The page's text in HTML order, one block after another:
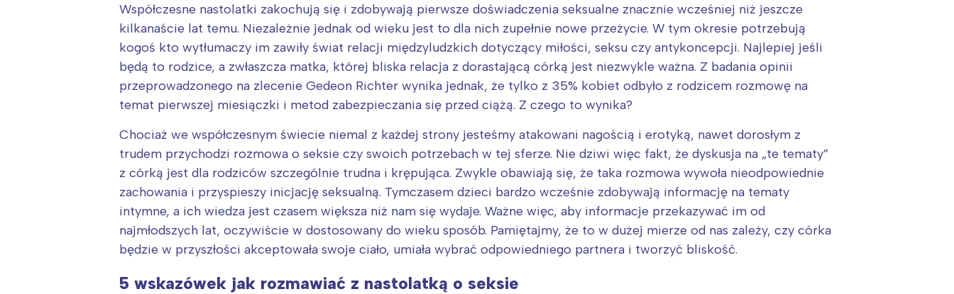
Współczesne nastolatki zakochują się i zdobywają pierwsze doświadczenia seksualne znacznie wcześniej niż jeszcze
kilkanaście lat temu. Niezależnie jednak od wieku jest to dla nich zupełnie nowe przeżycie. W tym okresie potrzebują
kogoś kto wytłumaczy im zawiły świat relacji międzyludzkich dotyczący miłości, seksu czy antykoncepcji. Najlepiej jeśli
będą to rodzice, a zwłaszcza matka, której bliska relacja z dorastającą córką jest niezwykle ważna. Z badania opinii
przeprowadzonego na zlecenie Gedeon Richter wynika jednak, że tylko z 35% kobiet odbyło z rodzicem rozmowę na
temat pierwszej miesiączki i metod zabezpieczania się przed ciążą. Z czego to wynika?
Chociaż we współczesnym świecie niemal z każdej strony jesteśmy atakowani nagością i erotyką, nawet dorosłym z
trudem przychodzi rozmowa o seksie czy swoich potrzebach w tej sferze. Nie dziwi więc fakt, że dyskusja na „te tematy”
z córką jest dla rodziców szczególnie trudna i krępująca. Zwykle obawiają się, że taka rozmowa wywoła nieodpowiednie
zachowania i przyspieszy inicjację seksualną. Tymczasem dzieci bardzo wcześnie zdobywają informację na tematy
intymne, a ich wiedza jest czasem większa niż nam się wydaje. Ważne więc, aby informacje przekazywać im od
najmłodszych lat, oczywiście w dostosowany do wieku sposób. Pamiętajmy, że to w dużej mierze od nas zależy, czy córka
będzie w przyszłości akceptowała swoje ciało, umiała wybrać odpowiedniego partnera i tworzyć bliskość.
5 wskazówek jak rozmawiać z nastolatką o seksie